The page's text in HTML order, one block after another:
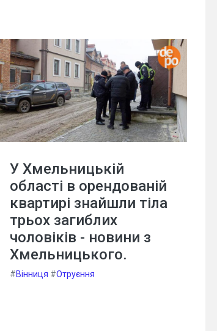
У Хмельницькій
області в орендованій
квартирі знайшли тіла
трьох загиблих
чоловіків - новини з
Хмельницького.
#Вінниця #Отруєння